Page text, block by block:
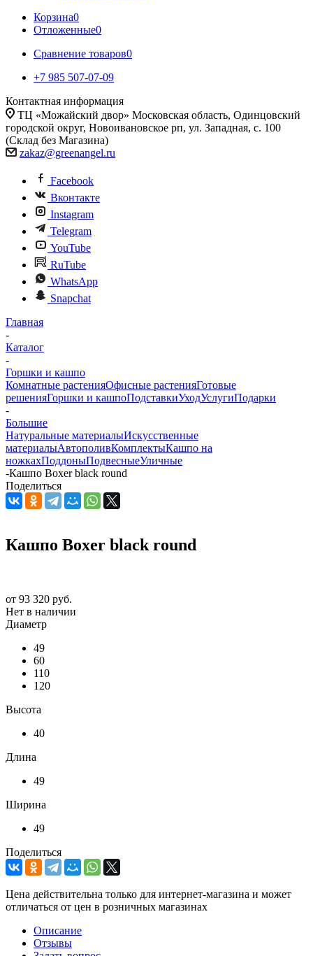
Корзина0
Отложенные0
Сравнение товаров0
+7 985 507-07-09
Контактная информация
ТЦ «Можайский двор» Московская область, Одинцовский
городской округ, Новоивановское рп, ул. Западная, с. 100
(Склад без Магазина)
zakaz@greenangel.ru
Facebook
Вконтакте
Instagram
Telegram
YouTube
RuTube
WhatsApp
Snapchat
Главная
-
Каталог
-
Горшки и кашпо
Комнатные растенияОфисные растенияГотовые
решенияГоршки и кашпоПодставкиУходУслугиПодарки
-
Большие
Натуральные материалыИскусственные
материалыАвтополивКомплектыКашпо на
ножкахПоддоныПодвесныеУличные
-Кашпо Boxer black round
Поделиться
Кашпо Boxer black round
от 93 320 руб.
Нет в наличии
Диаметр
49
60
110
120
Высота
40
Длина
49
Ширина
49
Поделиться
Цена действительна только для интернет-магазина и может
отличаться от цен в розничных магазинах
Описание
Отзывы